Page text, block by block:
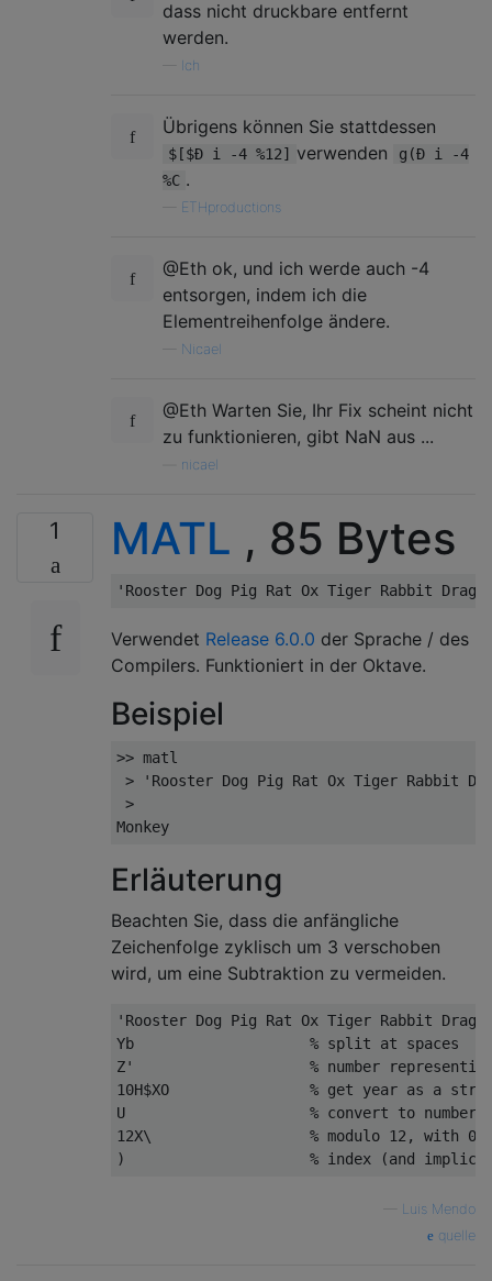
dass nicht druckbare entfernt
werden.
Ich
Übrigens können Sie stattdessen
$[$Ð i -4 %12] verwenden
g(Ð i -4
%C .
ETHproductions
@Eth ok, und ich werde auch -4
entsorgen, indem ich die
Elementreihenfolge ändere.
Nicael
@Eth Warten Sie, Ihr Fix scheint nicht
zu funktionieren, gibt NaN aus ...
nicael
1 MATL , 85 Bytes
Verwendet Release 6.0.0 der Sprache / des
Compilers. Funktioniert in der Oktave.
Beispiel
>> matl
> 'Rooster Dog Pig Rat Ox Tiger Rabbit
>
Erläuterung
Beachten Sie, dass die anfängliche
Zeichenfolge zyklisch um 3 verschoben
wird, um eine Subtraktion zu vermeiden.
'Rooster Dog Pig Rat Ox Tiger Rabbit
Yb                    % split at spaces
Z'                    % number representing
10H$XO                % get year as a
U                     % convert to number
12X\                  % modulo 12, with 0
Luis Mendo
quelle